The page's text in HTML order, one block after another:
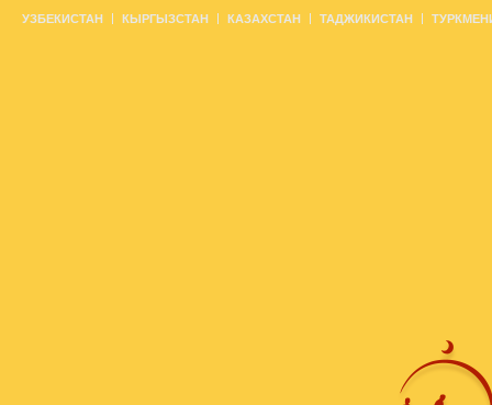
УЗБЕКИСТАН КЫРГЫЗСТАН КАЗАХСТАН ТАДЖИКИСТАН